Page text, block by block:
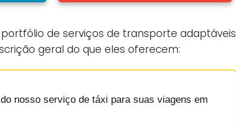
de serviços de transporte adaptáveis
geral do que eles oferecem:
nosso serviço de táxi para suas viagens em